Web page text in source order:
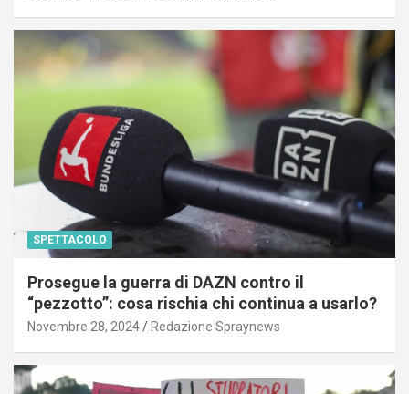
SPETTACOLO
Prosegue la guerra di DAZN contro il
“pezzotto”: cosa rischia chi continua a usarlo?
Novembre 28, 2024 Redazione Spraynews